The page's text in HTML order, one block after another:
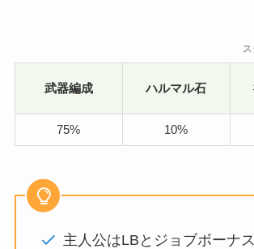
武器編成 ハルマル石
75% 10%
主人公はLBとジョブボーナ